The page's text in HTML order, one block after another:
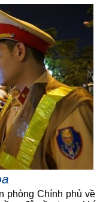
phòng Chính phủ về